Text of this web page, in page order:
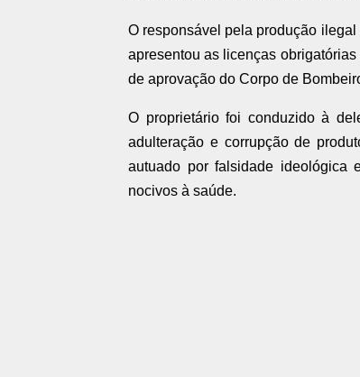
O responsável pela produção
apresentou as licenças
de aprovação do Corpo de
O proprietário foi conduzido à
adulteração e corrupção de
autuado por falsidade ideológica
nocivos à saúde.